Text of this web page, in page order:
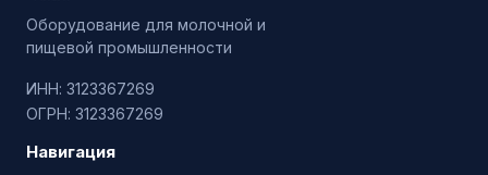
Оборудование для молочной и
пищевой промышленности
ИНН: 3123367269
ОГРН: 3123367269
Навигация